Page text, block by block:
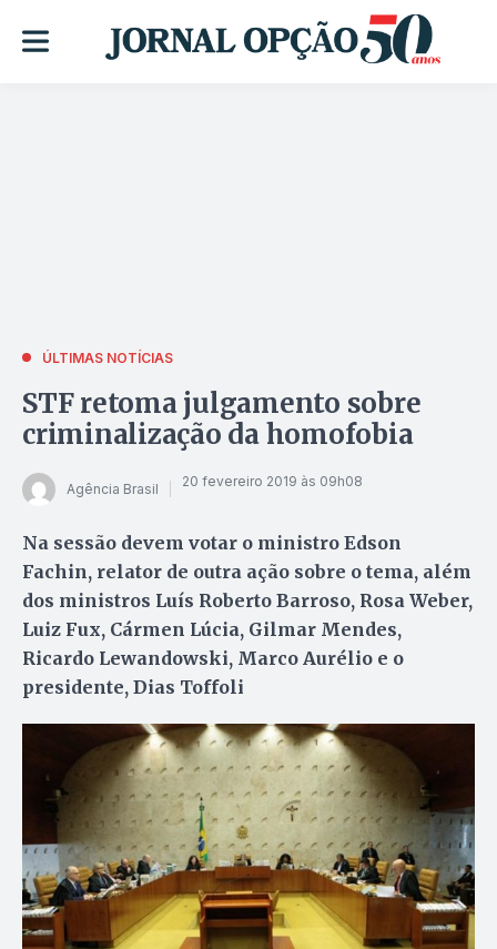
ÚLTIMAS NOTÍCIAS
STF retoma julgamento sobre
criminalização da homofobia
Agência Brasil 20 fevereiro 2019 às 09h08
Na sessão devem votar o ministro Edson
Fachin, relator de outra ação sobre o tema, além
dos ministros Luís Roberto Barroso, Rosa Weber,
Luiz Fux, Cármen Lúcia, Gilmar Mendes,
Ricardo Lewandowski, Marco Aurélio e o
presidente, Dias Toffoli